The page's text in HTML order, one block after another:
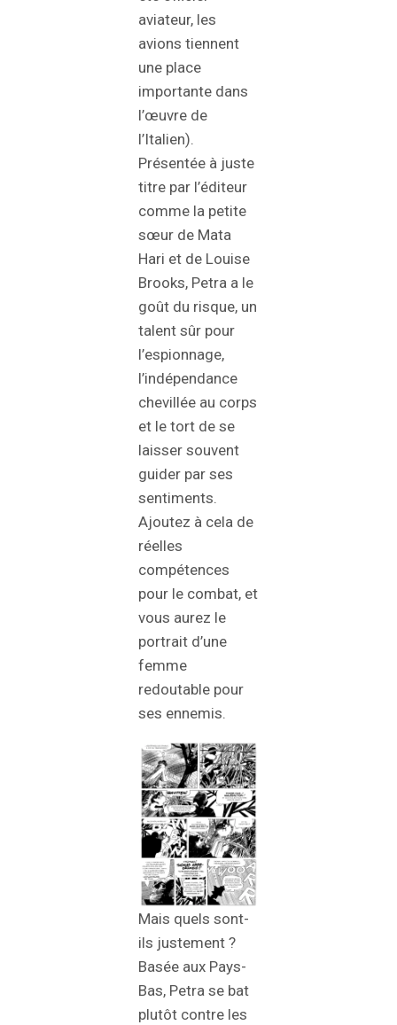
aviateur, les
avions tiennent
une place
importante dans
l’œuvre de
l’Italien).
Présentée à juste
titre par l’éditeur
comme la petite
sœur de Mata
Hari et de Louise
Brooks, Petra a le
goût du risque, un
talent sûr pour
l’espionnage,
l’indépendance
chevillée au corps
et le tort de se
laisser souvent
guider par ses
sentiments.
Ajoutez à cela de
réelles
compétences
pour le combat, et
vous aurez le
portrait d’une
femme
redoutable pour
ses ennemis.
Mais quels sont-
ils justement ?
Basée aux Pays-
Bas, Petra se bat
plutôt contre les